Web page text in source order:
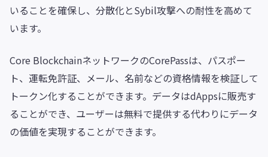
いることを確保し、分散化とSybil攻撃への耐性を高めて
います。
Core BlockchainネットワークのCorePassは、パスポー
ト、運転免許証、メール、名前などの資格情報を検証して
トークン化することができます。データはdAppsに販売す
ることができ、ユーザーは無料で提供する代わりにデータ
の価値を実現することができます。